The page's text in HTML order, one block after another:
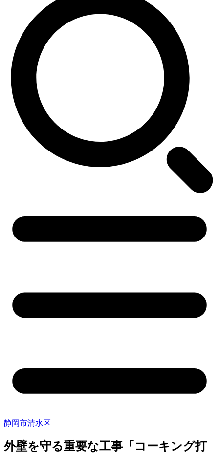
静岡市清水区
外壁を守る重要な工事「コーキング打